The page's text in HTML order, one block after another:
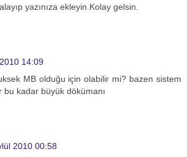
yazınıza ekleyin.Kolay gelsin.
14:09
MB olduğu için olabilir mi? bazen sistem
bu kadar büyük dökümanı
2010 00:58